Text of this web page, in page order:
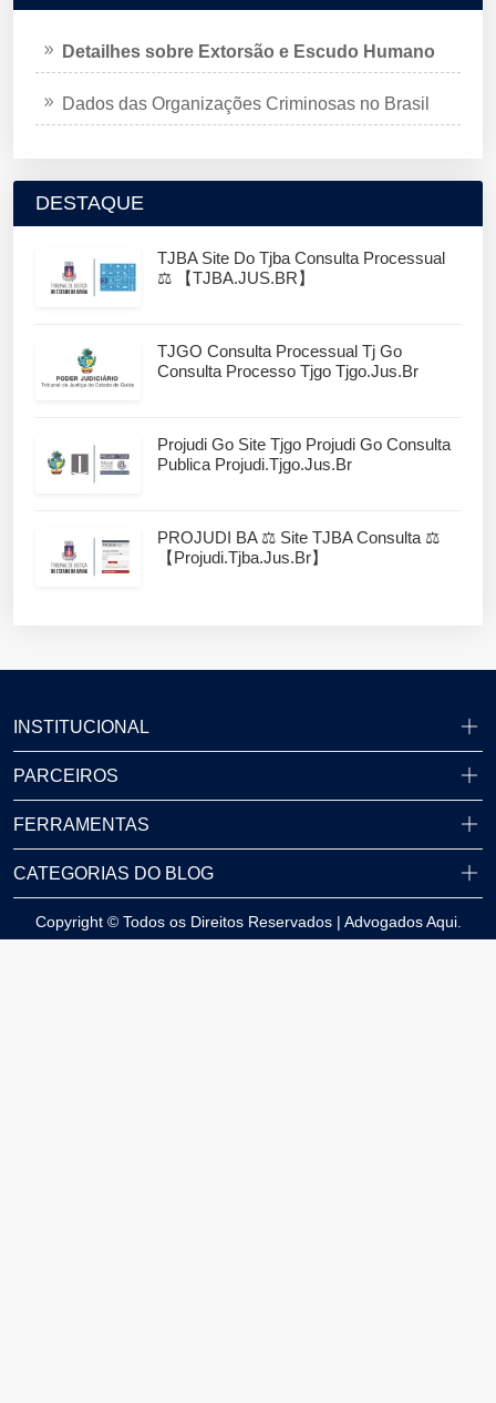
Detailhes sobre Extorsão e Escudo Humano
Dados das Organizações Criminosas no Brasil
DESTAQUE
TJBA Site Do Tjba Consulta Processual
⚖️ 【TJBA.JUS.BR】
TJGO Consulta Processual Tj Go
Consulta Processo Tjgo Tjgo.jus.br
Projudi Go Site Tjgo Projudi Go Consulta
Publica Projudi.tjgo.jus.br
PROJUDI BA ⚖️ Site TJBA Consulta ⚖️
【projudi.tjba.jus.br】
INSTITUCIONAL
PARCEIROS
FERRAMENTAS
CATEGORIAS DO BLOG
Copyright © Todos os Direitos Reservados | Advogados Aqui.